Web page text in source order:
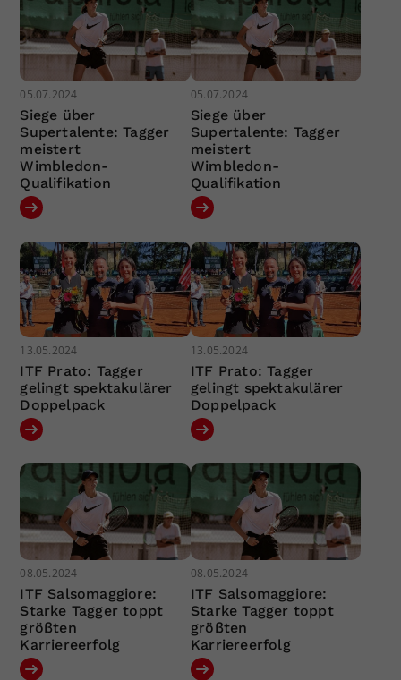
05.07.2024
Siege über
Supertalente: Tagger
meistert
Wimbledon-
Qualifikation
05.07.2024
Siege über
Supertalente: Tagger
meistert
Wimbledon-
Qualifikation
13.05.2024
ITF Prato: Tagger
gelingt spektakulärer
Doppelpack
13.05.2024
ITF Prato: Tagger
gelingt spektakulärer
Doppelpack
08.05.2024
ITF Salsomaggiore:
Starke Tagger toppt
größten
Karriereerfolg
08.05.2024
ITF Salsomaggiore:
Starke Tagger toppt
größten
Karriereerfolg